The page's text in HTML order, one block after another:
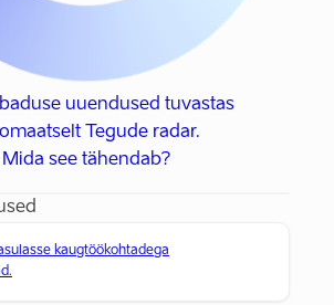
uuendused tuvastas
Tegude radar.
Mida see tähendab?
kaugtöökohtadega